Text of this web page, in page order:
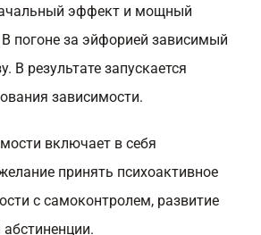
эффект и мощный
погоне за эйфорией зависимый
В результате запускается
зависимости.
включает в себя
принять психоактивное
с самоконтролем, развитие